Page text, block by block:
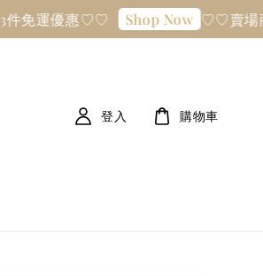
運優惠♡♡ Shop Now ♡♡賣場商
登入 購物車